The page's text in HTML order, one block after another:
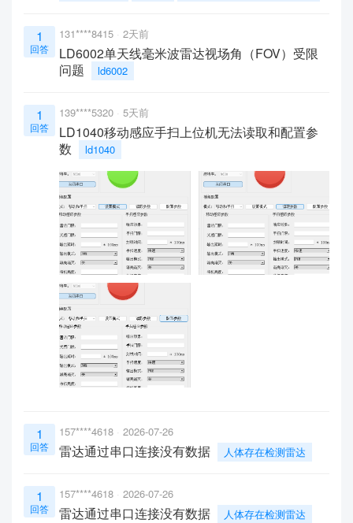
1
回答
131****8415 2天前
LD6002单天线毫米波雷达视场角（FOV）受限
问题
ld6002
1
回答
139****5320 5天前
LD1040移动感应手扫上位机无法读取和配置参
数
ld1040
1
回答
157****4618 2026-07-26
雷达通过串口连接没有数据 人体存在检测雷达
1
回答
157****4618 2026-07-26
雷达通过串口连接没有数据 人体存在检测雷达